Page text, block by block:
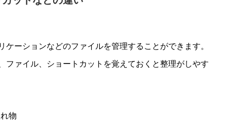
ーションなどのファイルを管理することができます。
ファイル、ショートカットを覚えておくと整理がしやす
物